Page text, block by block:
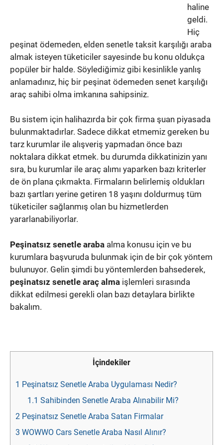
haline
geldi.
Hiç
peşinat ödemeden, elden senetle taksit karşılığı araba
almak isteyen tüketiciler sayesinde bu konu oldukça
popüler bir halde. Söylediğimiz gibi kesinlikle yanlış
anlamadınız, hiç bir peşinat ödemeden senet karşılığı
araç sahibi olma imkanına sahipsiniz.
Bu sistem için halihazırda bir çok firma şuan piyasada
bulunmaktadırlar. Sadece dikkat etmemiz gereken bu
tarz kurumlar ile alışveriş yapmadan önce bazı
noktalara dikkat etmek. bu durumda dikkatinizin yanı
sıra, bu kurumlar ile araç alımı yaparken bazı kriterler
de ön plana çıkmakta. Firmaların belirlemiş oldukları
bazı şartları yerine getiren 18 yaşını doldurmuş tüm
tüketiciler sağlanmış olan bu hizmetlerden
yararlanabiliyorlar.
Peşinatsız senetle araba alma konusu için ve bu
kurumlara başvuruda bulunmak için de bir çok yöntem
bulunuyor. Gelin şimdi bu yöntemlerden bahsederek,
peşinatsız senetle araç alma işlemleri sırasında
dikkat edilmesi gerekli olan bazı detaylara birlikte
bakalım.
İçindekiler
1 Peşinatsız Senetle Araba Uygulaması Nedir?
1.1 Sahibinden Senetle Araba Alınabilir Mi?
2 Peşinatsız Senetle Araba Satan Firmalar
3 WOWWO Cars Senetle Araba Nasıl Alınır?